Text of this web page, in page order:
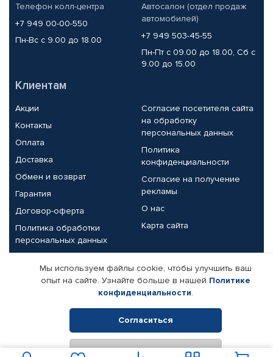
Телефон колл-центра
+7 949 00-00-550
Пн-Вс с 9.00 до 18.00
Автосалон (отдел продаж
автомобилей)
+7 949 503-45-55
Пн-Пт с 09.00 до 18.00, Сб с
9.00 до 15.00
Клиентам
Акции
Контакты
Оплата
Доставка
Обмен и возврат
Гарантия
Договор-оферта
Политика обработки
персональных данных
Согласие посетителя сайта
на обработку
персональных данных
Политика
конфиденциальности
Согласие на получение
рекламы
О нас
Карта сайта
Партнерам
Корпоративным клиентам
Поставщикам
Реквизиты компании
© КАМАЗ ЦЕНТР ДОНЕЦК, 2015-2026. Все права защищены.
Мы используем файлы cookie, чтобы улучшить ваш
опыт на сайте. Узнайте больше в нашей Политике
конфиденциальности.
Согласиться
Отклонить